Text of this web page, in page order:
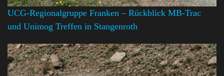
UCG-Regionalgruppe Franken – Rückblick MB-Trac
und Unimog Treffen in Stangenroth